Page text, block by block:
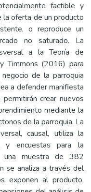
factible y
oferta de un producto
o reproduce un
no saturado. La
a la Teoría de
Timmons (2016) para
de la parroquia
a defender manifiesta
crear nuevos
mediante la
de la parroquia. La
causal, utiliza la
y encuestas para la
una muestra de 382
se analiza a través del
exponen al producto,